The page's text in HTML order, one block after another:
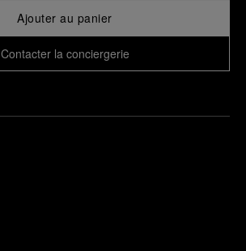
Ajouter au panier
Contacter la conciergerie